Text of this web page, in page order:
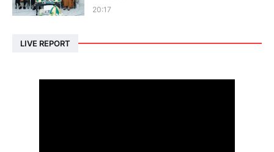
20:17
LIVE REPORT